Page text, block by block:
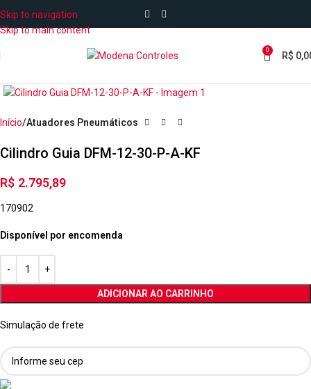
Skip to navigation
Skip to main content
0 R$
Início Atuadores Pneumáticos
Cilindro Guia DFM-12-30-P-A-KF
R$ 2.795,89
170902
Disponível por encomenda
ADICIONAR AO CARRINHO
Simulação de frete